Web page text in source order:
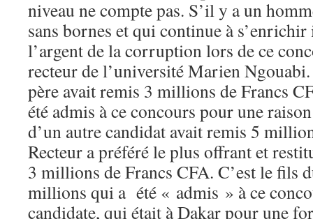
niveau ne compte pas. S’il y a un
sans bornes et qui continue à
l’argent de la corruption lors de ce
recteur de l’université Marien
père avait remis 3 millions de Francs
été admis à ce concours pour une
d’un autre candidat avait remis 5
Recteur a préféré le plus offrant et
3 millions de Francs CFA. C’est le fils
millions qui a été « admis » à ce
candidate, qui était à Dakar pour une